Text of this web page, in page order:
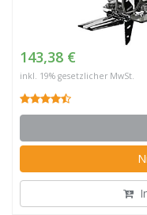
143,38 €
inkl. 19% gesetzlicher MwSt.